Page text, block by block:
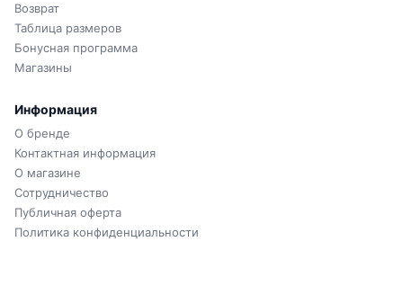
Возврат
Таблица размеров
Бонусная программа
Магазины
Информация
О бренде
Контактная информация
О магазине
Сотрудничество
Публичная оферта
Политика конфиденциальности